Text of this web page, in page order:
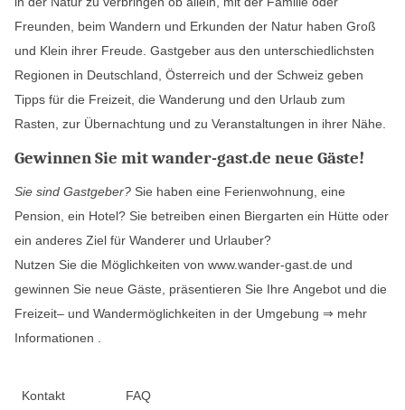
Freunden, beim Wandern und Erkunden der Natur haben Groß
und Klein ihrer Freude. Gastgeber aus den unterschiedlichsten
Regionen in Deutschland, Österreich und der Schweiz geben
Tipps für die Freizeit, die Wanderung und den Urlaub zum
Rasten, zur Übernachtung und zu Veranstaltungen in ihrer Nähe.
Gewinnen Sie mit wander-gast.de neue Gäste!
Sie sind Gastgeber? Sie haben eine Ferienwohnung, eine
Pension, ein Hotel? Sie betreiben einen Biergarten ein Hütte oder
ein anderes Ziel für Wanderer und Urlauber?
Nutzen Sie die Möglichkeiten von www.wander-gast.de und
gewinnen Sie neue Gäste, präsentieren Sie Ihre Angebot und die
Freizeit– und Wandermöglichkeiten in der Umgebung ⇒ mehr
Informationen
Kontakt FAQ